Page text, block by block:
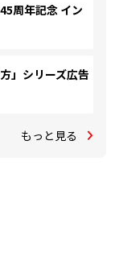
周年記念 イン
」シリーズ広告
もっと見る